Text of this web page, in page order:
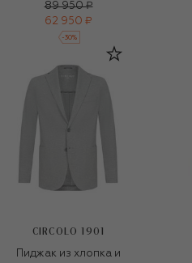
89 950 ₽
62 950 ₽
-30%
CIRCOLO 1901
Пиджак из хлопка и